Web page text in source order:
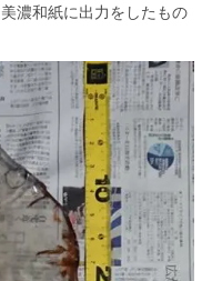
濃和紙に出力をしたもの